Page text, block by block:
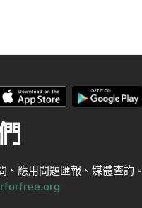
、應用問題匯報、媒體查詢。